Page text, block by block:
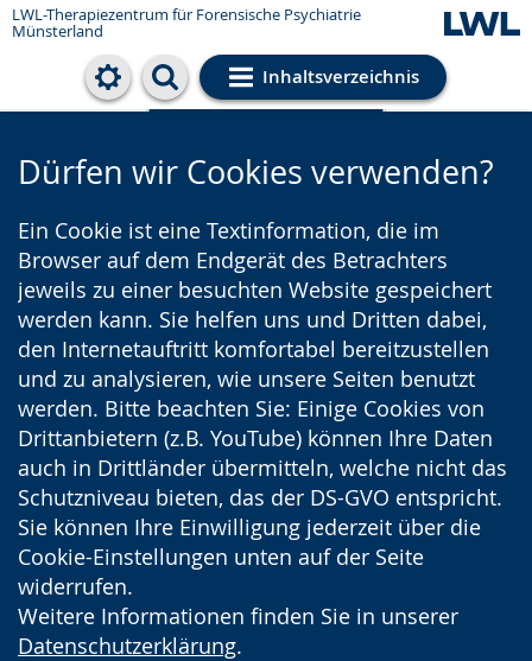
LWL-Therapiezentrum für Forensische Psychiatrie
Münsterland
Inhaltsverzeichnis
Cookie-Einstellungen
Dürfen wir Cookies verwenden?
Ein Cookie ist eine Textinformation, die im
Browser auf dem Endgerät des Betrachters
jeweils zu einer besuchten Website gespeichert
werden kann. Sie helfen uns und Dritten dabei,
den Internetauftritt komfortabel bereitzustellen
und zu analysieren, wie unsere Seiten benutzt
werden. Bitte beachten Sie: Einige Cookies von
Drittanbietern (z.B. YouTube) können Ihre Daten
auch in Drittländer übermitteln, welche nicht das
Schutzniveau bieten, das der DS-GVO entspricht.
Sie können Ihre Einwilligung jederzeit über die
Cookie-Einstellungen unten auf der Seite
widerrufen.
Weitere Informationen finden Sie in unserer
Datenschutzerklärung.